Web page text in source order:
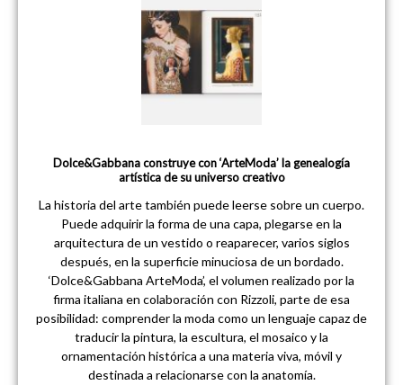
Dolce&Gabbana construye con ‘ArteModa’ la genealogía
artística de su universo creativo
La historia del arte también puede leerse sobre un cuerpo.
Puede adquirir la forma de una capa, plegarse en la
arquitectura de un vestido o reaparecer, varios siglos
después, en la superficie minuciosa de un bordado.
‘Dolce&Gabbana ArteModa’, el volumen realizado por la
firma italiana en colaboración con Rizzoli, parte de esa
posibilidad: comprender la moda como un lenguaje capaz de
traducir la pintura, la escultura, el mosaico y la
ornamentación histórica a una materia viva, móvil y
destinada a relacionarse con la anatomía.